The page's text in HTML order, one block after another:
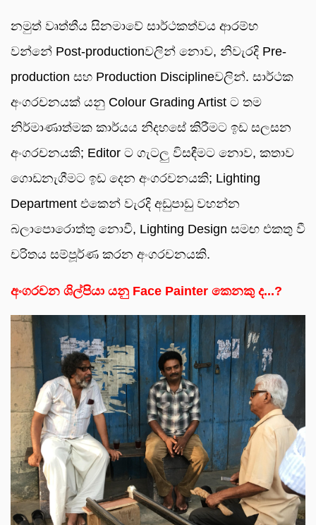
නමුත් වෘත්තීය සිනමාවේ සාර්ථකත්වය ආරම්භ
වන්නේ Post-productionවලින් නොව, නිවැරදි Pre-
production සහ Production Disciplineවලින්. සාර්ථක
අංගරචනයක් යනු Colour Grading Artist ට තම
නිර්මාණාත්මක කාර්යය නිදහසේ කිරීමට ඉඩ සලසන
අංගරචනයකි; Editor ට ගැටලු විසඳීමට නොව, කතාව
ගොඩනැගීමට ඉඩ දෙන අංගරචනයකි; Lighting
Department එකෙන් වැරදි අඩුපාඩු වහන්න
බලාපොරොත්තු නොවී, Lighting Design සමඟ එකතු වී
චරිතය සම්පූර්ණ කරන අංගරචනයකි.
අංගරචන ශිල්පියා යනු Face Painter කෙනකු ද...?